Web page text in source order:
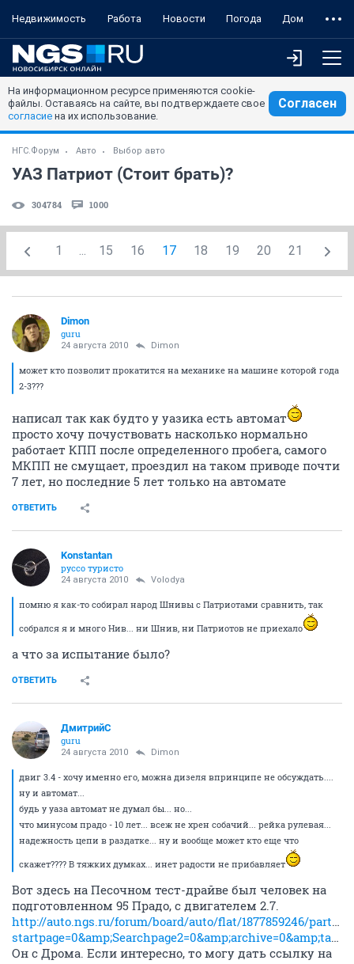
Недвижимость Работа Новости Погода Дом
На информационном ресурсе применяются cookie-
файлы. Оставаясь на сайте, вы подтверждаете свое
согласие на их использование.
Согласен
НГС.Форум Авто Выбор авто
УАЗ Патриот (Стоит брать)?
304784 1000
1 ... 15 16 17 18 19 20 21
Dimon
guru
24 августа 2010 Dimon
может кто позволит прокатится на механике на машине которой года
2-3???
написал так как будто у уазика есть автомат
просто хочу почуствовать насколько нормально
работает КПП после определенного пробега, самого
МКПП не смущает, проездил на таком приводе почти
7 лет, но последние 5 лет только на автомате
ОТВЕТИТЬ
Konstantan
руссо туристо
24 августа 2010 Volodya
помню я как-то собирал народ Шнивы с Патриотами сравнить, так
собрался я и много Нив... ни Шнив, ни Патриотов не приехало
а что за испытание было?
ОТВЕТИТЬ
ДмитрийС
guru
24 августа 2010 Dimon
двиг 3.4 - хочу именно его, можна дизеля впринципе не обсуждать....
ну и автомат...
будь у уаза автомат не думал бы... но...
что минусом прадо - 10 лет... всеж не хрен собачий... рейка рулевая...
надежность цепи в раздатке... ну и вообще может кто еще что
скажет???? В тяжких думках... инет радости не прибавляет
Вот здесь на Песочном тест-драйве был человек на
подготовленном 95 Прадо, с двигателем 2.7.
http://auto.ngs.ru/forum/board/auto/flat/1877859246/part/11?
startpage=0&amp;Searchpage2=0&amp;archive=0&amp;table=0&amp;page=2&amp;view=collapsed&amp;sb=5&amp;o=&amp;vc=1
Он с Дрома. Если интересно, то могу дать ссылку на